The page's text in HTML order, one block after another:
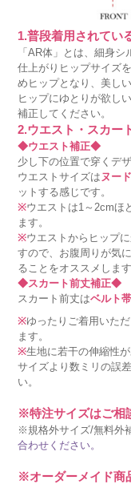
1.普段着用されてい
「AR体」とは、細身シ
仕上がりヒップサイズ
めヒップとなり、美し
ヒップにゆとりが欲し
補正してください。
2.ウエスト・スカー
◆ウエスト補正◆
少し下の位置で穿くデザ
ウエストサイズは ヌー
ットする感じです。
※ウエストは1～2cmほ
ます。
※ウエストからヒップ
すので、お腹周りが気
ることをオススメします
◆スカート前丈補正◆
スカート前丈はベルト
※ゆったりご着用いた
ます。
※生地に若干の伸縮性
サイズより数ミリの誤
い。
※特注サイズはご相
※規格外サイズ/無料外
合わせください。
※オーダーメイド商